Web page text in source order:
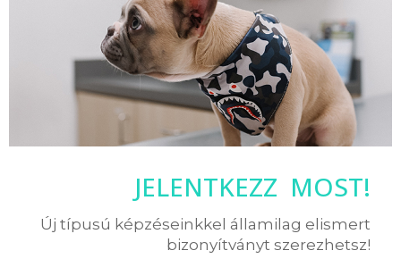
JELENTKEZZ MOST!
Új típusú képzéseinkkel államilag elismert
bizonyítványt szerezhetsz!